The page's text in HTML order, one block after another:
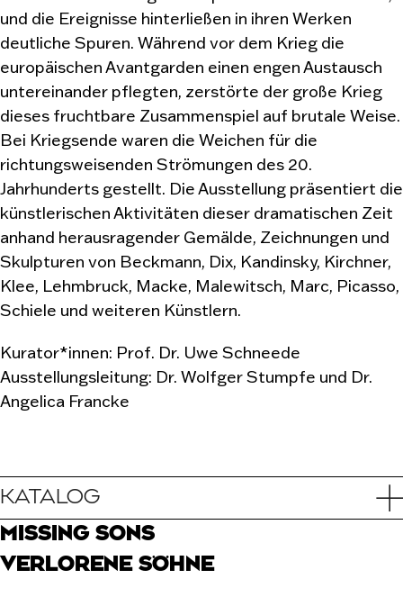
und die Ereignisse hinterließen in ihren Werken
deutliche Spuren. Während vor dem Krieg die
europäischen Avantgarden einen engen Austausch
untereinander pflegten, zerstörte der große Krieg
dieses fruchtbare Zusammenspiel auf brutale Weise.
Bei Kriegsende waren die Weichen für die
richtungsweisenden Strömungen des 20.
Jahrhunderts gestellt. Die Ausstellung präsentiert die
künstlerischen Aktivitäten dieser dramatischen Zeit
anhand herausragender Gemälde, Zeichnungen und
Skulpturen von Beckmann, Dix, Kandinsky, Kirchner,
Klee, Lehmbruck, Macke, Malewitsch, Marc, Picasso,
Schiele und weiteren Künstlern.
Kurator*innen: Prof. Dr. Uwe Schneede
Ausstellungsleitung: Dr. Wolfger Stumpfe und Dr.
Angelica Francke
KATALOG
MISSING SONS
VERLORENE SÖHNE